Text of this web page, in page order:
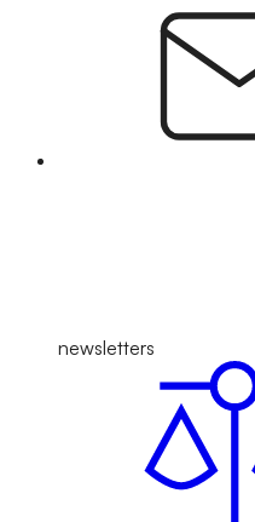
newsletters